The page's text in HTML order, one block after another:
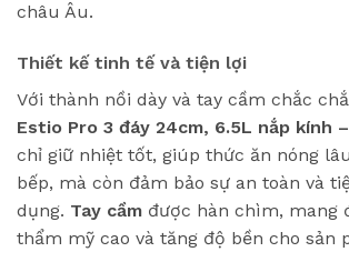
châu Âu.
Thiết kế tinh tế và tiện lợi
Với thành nồi dày và tay cầm chắc
Estio Pro 3 đáy 24cm, 6.5L nắp kính
chỉ giữ nhiệt tốt, giúp thức ăn nóng
bếp, mà còn đảm bảo sự an toàn và
dụng. Tay cầm được hàn chìm, mang
thẩm mỹ cao và tăng độ bền cho sản